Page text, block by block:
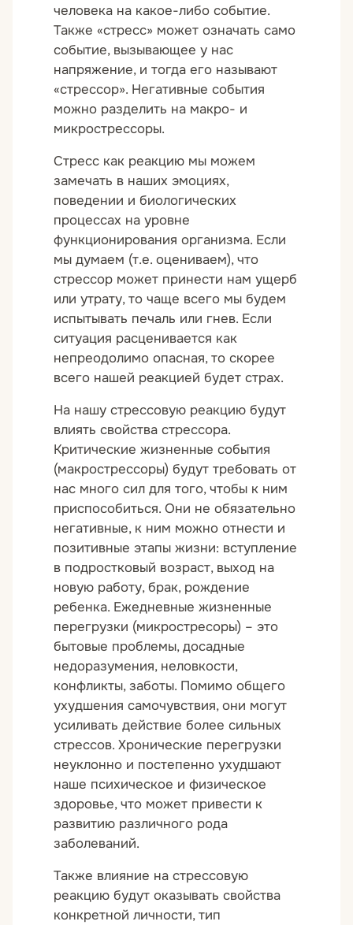
человека на какое-либо событие.
Также «стресс» может означать само
событие, вызывающее у нас
напряжение, и тогда его называют
«стрессор». Негативные события
можно разделить на макро- и
микрострессоры.
Стресс как реакцию мы можем
замечать в наших эмоциях,
поведении и биологических
процессах на уровне
функционирования организма. Если
мы думаем (т.е. оцениваем), что
стрессор может принести нам ущерб
или утрату, то чаще всего мы будем
испытывать печаль или гнев. Если
ситуация расценивается как
непреодолимо опасная, то скорее
всего нашей реакцией будет страх.
На нашу стрессовую реакцию будут
влиять свойства стрессора.
Критические жизненные события
(макрострессоры) будут требовать от
нас много сил для того, чтобы к ним
приспособиться. Они не обязательно
негативные, к ним можно отнести и
позитивные этапы жизни: вступление
в подростковый возраст, выход на
новую работу, брак, рождение
ребенка. Ежедневные жизненные
перегрузки (микростресоры) – это
бытовые проблемы, досадные
недоразумения, неловкости,
конфликты, заботы. Помимо общего
ухудшения самочувствия, они могут
усиливать действие более сильных
стрессов. Хронические перегрузки
неуклонно и постепенно ухудшают
наше психическое и физическое
здоровье, что может привести к
развитию различного рода
заболеваний.
Также влияние на стрессовую
реакцию будут оказывать свойства
конкретной личности, тип